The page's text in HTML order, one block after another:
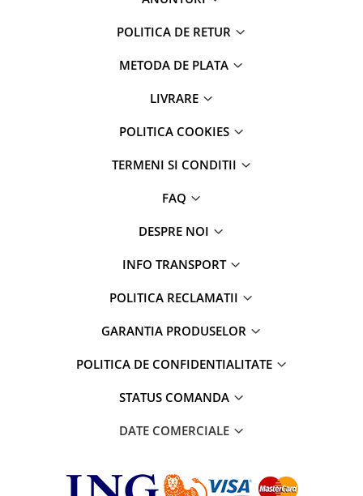
POLITICA DE RETUR
METODA DE PLATA
LIVRARE
POLITICA COOKIES
TERMENI SI CONDITII
FAQ
DESPRE NOI
INFO TRANSPORT
POLITICA RECLAMATII
GARANTIA PRODUSELOR
POLITICA DE CONFIDENTIALITATE
STATUS COMANDA
DATE COMERCIALE